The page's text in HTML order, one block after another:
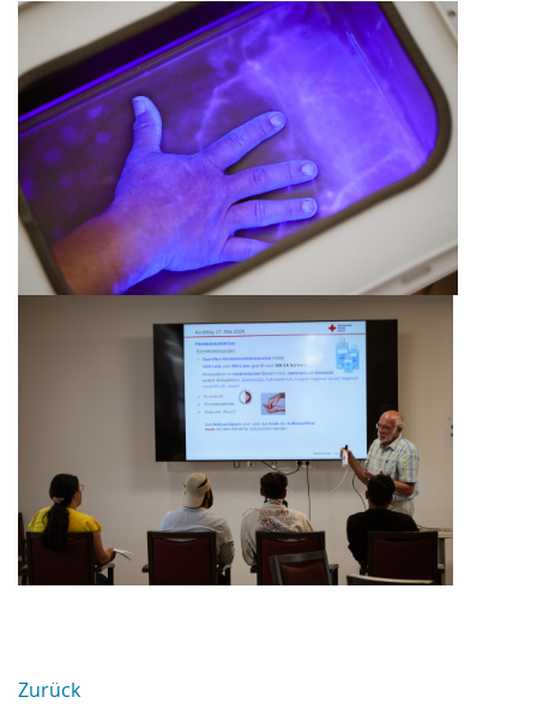
Zurück